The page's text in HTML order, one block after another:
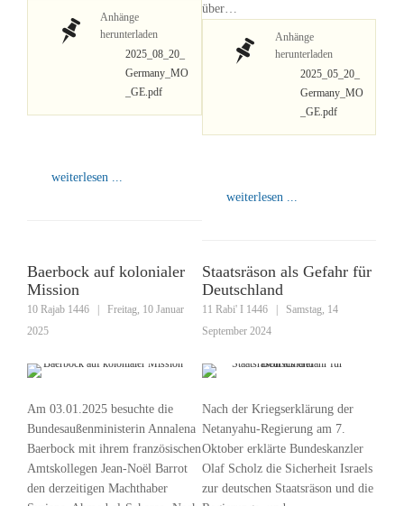
Anhänge
herunterladen
2025_08_20_
Germany_MO
_GE.pdf
weiterlesen ...
über…
Anhänge
herunterladen
2025_05_20_
Germany_MO
_GE.pdf
weiterlesen ...
Baerbock auf kolonialer
Mission
10 Rajab 1446
Freitag, 10 Januar
2025
Am 03.01.2025 besuchte die
Bundesaußenministerin Annalena
Baerbock mit ihrem französischen
Amtskollegen Jean-Noël Barrot
den derzeitigen Machthaber
Staatsräson als Gefahr für
Deutschland
11 Rabi' I 1446
Samstag, 14
September 2024
Nach der Kriegserklärung der
Netanyahu-Regierung am 7.
Oktober erklärte Bundeskanzler
Olaf Scholz die Sicherheit Israels
zur deutschen Staatsräson und die